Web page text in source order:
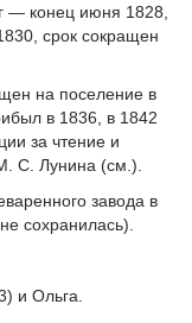
— конец июня 1828,
срок сокращен
на поселение в
в 1836, в 1842
за чтение и
С. Лунина (см.).
завода в
сохранилась).
и Ольга.